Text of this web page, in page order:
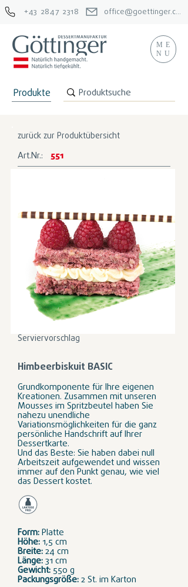
ME
NU
Produkte
+43 2847 2318 office@goettinger.com
zurück zur Produktübersicht
Art.Nr.: 551
Serviervorschlag
Himbeerbiskuit BASIC
Grundkomponente für Ihre eigenen
Kreationen. Zusammen mit unseren
Mousses im Spritzbeutel haben Sie
nahezu unendliche
Variationsmöglichkeiten für die ganz
persönliche Handschrift auf Ihrer
Dessertkarte.
Und das Beste: Sie haben dabei null
Arbeitszeit aufgewendet und wissen
immer auf den Punkt genau, wie viel
das Dessert kostet.
Form:Platte
Höhe:1,5 cm
Breite:24 cm
Länge:31 cm
Gewicht:550 g
Packungsgröße:2 St. im Karton